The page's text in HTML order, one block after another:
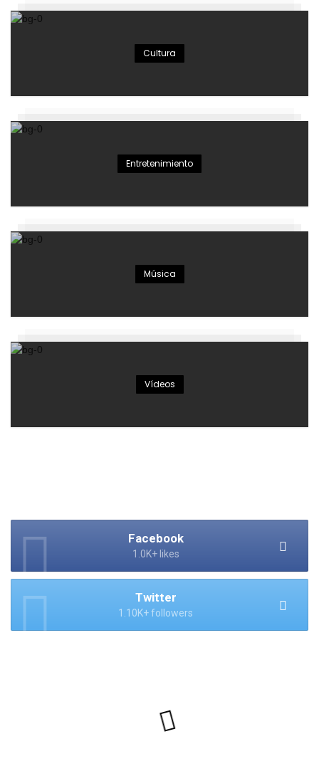
Cultura
Entretenimiento
Música
Vídeos
Facebook
1.0K+ likes
Twitter
1.10K+ followers